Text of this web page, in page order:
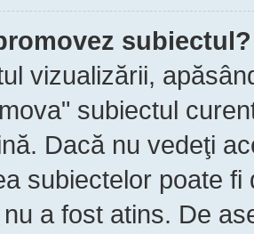
subiectul?
vizualizării,
subiectul
Dacă nu vedeţi
subiectelor poate
a fost atins. De